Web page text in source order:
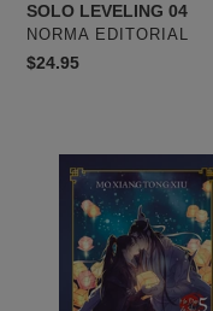
SOLO LEVELING 04
PROVEEDOR
NORMA EDITORIAL
Precio
$24.95
GRAN
MAESTRO
CULTIVACION
DEMONIACA